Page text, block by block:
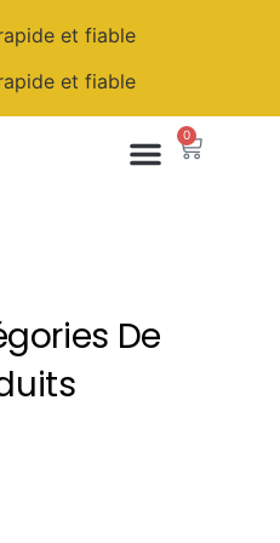
et fiable
et fiable
0
De